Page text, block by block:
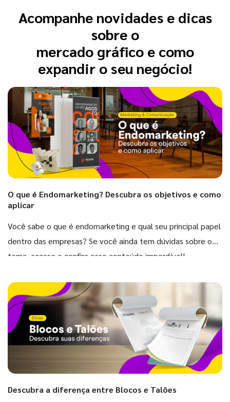
Acompanhe novidades e dicas
sobre o
mercado gráfico e como
expandir o seu negócio!
O que é Endomarketing? Descubra os objetivos e como
aplicar
Você sabe o que é endomarketing e qual seu principal papel
dentro das empresas? Se você ainda tem dúvidas sobre o
tema, acesse e confira esse conteúdo imperdível!
Descubra a diferença entre Blocos e Talões